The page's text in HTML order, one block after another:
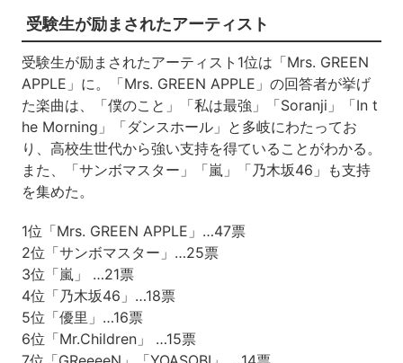
受験生が励まされたアーティスト
受験生が励まされたアーティスト1位は「Mrs. GREEN
APPLE」に。「Mrs. GREEN APPLE」の回答者が挙げ
た楽曲は、「僕のこと」「私は最強」「Soranji」「In t
he Morning」「ダンスホール」と多岐にわたってお
り、高校生世代から強い支持を得ていることがわかる。
また、「サンボマスター」「嵐」「乃木坂46」も支持
を集めた。
1位「Mrs. GREEN APPLE」…47票
2位「サンボマスター」…25票
3位「嵐」 …21票
4位「乃木坂46」…18票
5位「優里」…16票
6位「Mr.Children」 …15票